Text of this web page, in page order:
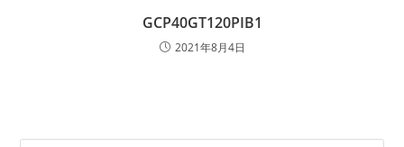
GCP40GT120PIB1
2021年8月4日